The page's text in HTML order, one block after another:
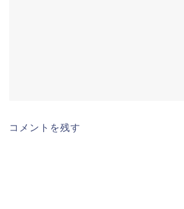
コメントを残す